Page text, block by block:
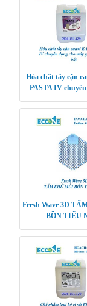
Hóa chất tẩy cặn
PASTA IV
Fresh Wave 3D
BỒN TIỂU